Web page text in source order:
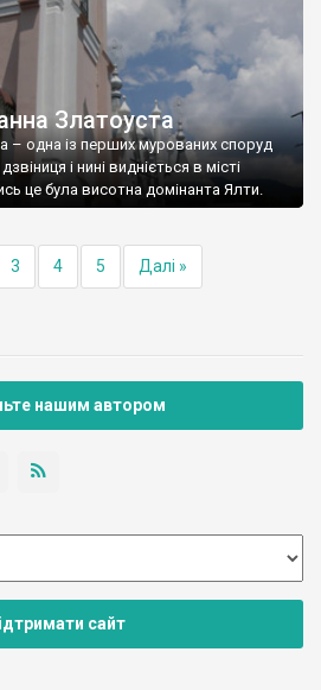
Златоуста
– одна із перших мурованих споруд
і нині видніється в місті
це була висотна домінанта Ялти.
3 4 5 Далі »
нашим автором
сайт